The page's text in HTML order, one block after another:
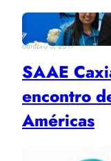
outubro 5, 2017
SAAE
encontro
Américas